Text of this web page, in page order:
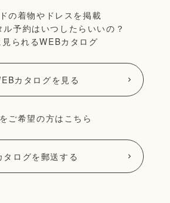
の着物やドレスを掲載
予約はいつしたらいいの？
られるWEBカタログ
カタログを見る
ご希望の方はこちら
タログを郵送する